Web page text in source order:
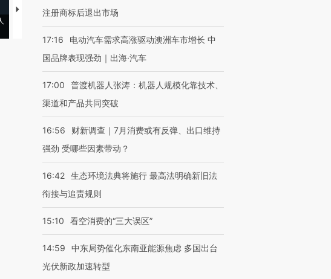
【推广】走进第四届链博
注册商标后退出市场
17:16
电动汽车需求高涨驱动澳洲车市增长 中
国品牌表现强劲｜出海·汽车
17:00
普渡机器人张涛：机器人规模化靠技术、
渠道和产品共同突破
16:56
财新调查｜7月消费或有反弹、出口维持
强劲 受哪些因素带动？
16:42 生态环境法典将施行 最高法明确新旧法
衔接与追责规则
15:10 看空消费的“三大误区”
14:59
中东局势催化东南亚能源焦虑 多国出台
光伏新政加速转型